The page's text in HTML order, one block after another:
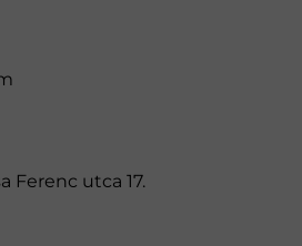
Ferenc utca 17.